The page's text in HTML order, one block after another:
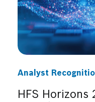
Analyst
HFS Horizons